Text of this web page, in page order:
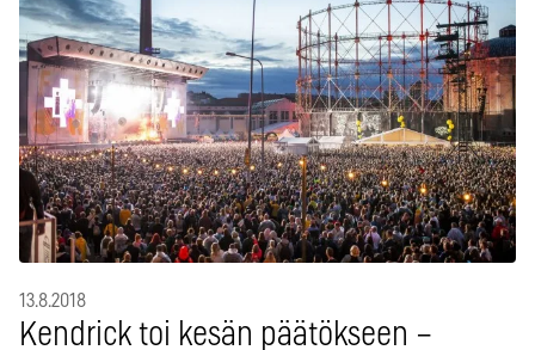
13.8.2018
Kendrick toi kesän päätökseen –